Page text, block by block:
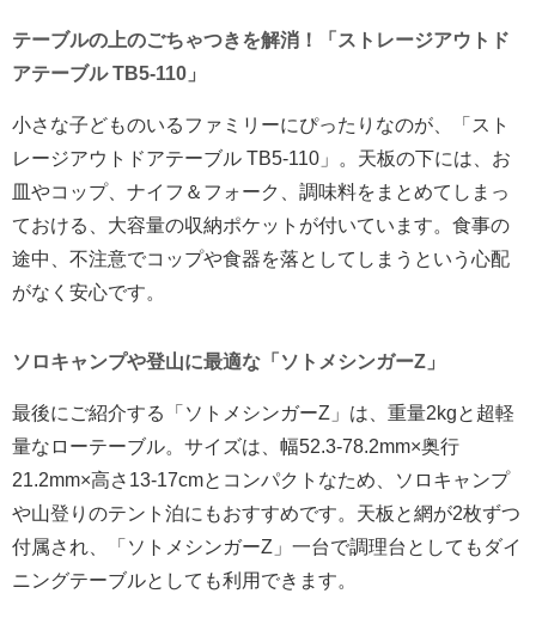
テーブルの上のごちゃつきを解消！「ストレージアウトド
アテーブル TB5-110」
小さな子どものいるファミリーにぴったりなのが、「スト
レージアウトドアテーブル TB5-110」。天板の下には、お
皿やコップ、ナイフ＆フォーク、調味料をまとめてしまっ
ておける、大容量の収納ポケットが付いています。食事の
途中、不注意でコップや食器を落としてしまうという心配
がなく安心です。
ソロキャンプや登山に最適な「ソトメシンガーZ」
最後にご紹介する「ソトメシンガーZ」は、重量2kgと超軽
量なローテーブル。サイズは、幅52.3-78.2mm×奥行
21.2mm×高さ13-17cmとコンパクトなため、ソロキャンプ
や山登りのテント泊にもおすすめです。天板と網が2枚ずつ
付属され、「ソトメシンガーZ」一台で調理台としてもダイ
ニングテーブルとしても利用できます。